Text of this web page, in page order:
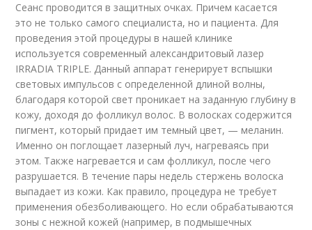
Сеанс проводится в защитных очках. Причем касается
это не только самого специалиста, но и пациента. Для
проведения этой процедуры в нашей клинике
используется современный александритовый лазер
IRRADIA TRIPLE. Данный аппарат генерирует вспышки
световых импульсов с определенной длиной волны,
благодаря которой свет проникает на заданную глубину в
кожу, доходя до фолликул волос. В волосках содержится
пигмент, который придает им темный цвет, — меланин.
Именно он поглощает лазерный луч, нагреваясь при
этом. Также нагревается и сам фолликул, после чего
разрушается. В течение пары недель стержень волоска
выпадает из кожи. Как правило, процедура не требует
применения обезболивающего. Но если обрабатываются
зоны с нежной кожей (например, в подмышечных